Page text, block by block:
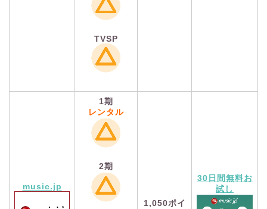
TVSP
music.jp
1期
レンタル
2期
1,050ポイ
30日間無料お
試し